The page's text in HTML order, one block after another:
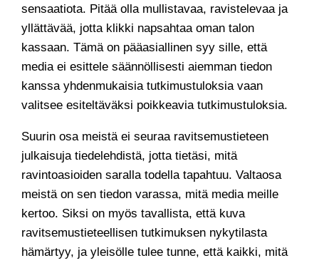
sensaatiota. Pitää olla mullistavaa, ravistelevaa ja
yllättävää, jotta klikki napsahtaa oman talon
kassaan. Tämä on pääasiallinen syy sille, että
media ei esittele säännöllisesti aiemman tiedon
kanssa yhdenmukaisia tutkimustuloksia vaan
valitsee esiteltäväksi poikkeavia tutkimustuloksia.
Suurin osa meistä ei seuraa ravitsemustieteen
julkaisuja tiedelehdistä, jotta tietäsi, mitä
ravintoasioiden saralla todella tapahtuu. Valtaosa
meistä on sen tiedon varassa, mitä media meille
kertoo. Siksi on myös tavallista, että kuva
ravitsemustieteellisen tutkimuksen nykytilasta
hämärtyy, ja yleisölle tulee tunne, että kaikki, mitä